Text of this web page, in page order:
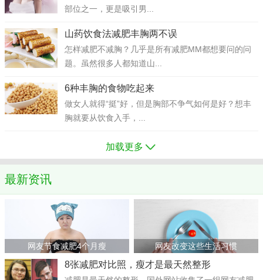
部位之一，更是吸引男...
山药饮食法减肥丰胸两不误
怎样减肥不减胸？几乎是所有减肥MM都想要问的问
题。虽然很多人都知道山...
6种丰胸的食物吃起来
做女人就得“挺”好，但是胸部不争气如何是好？想丰
胸就要从饮食入手，...
加载更多
最新资讯
网友节食减肥4个月瘦 网友改变这些生活习惯
8张减肥对比照，瘦才是最天然整形